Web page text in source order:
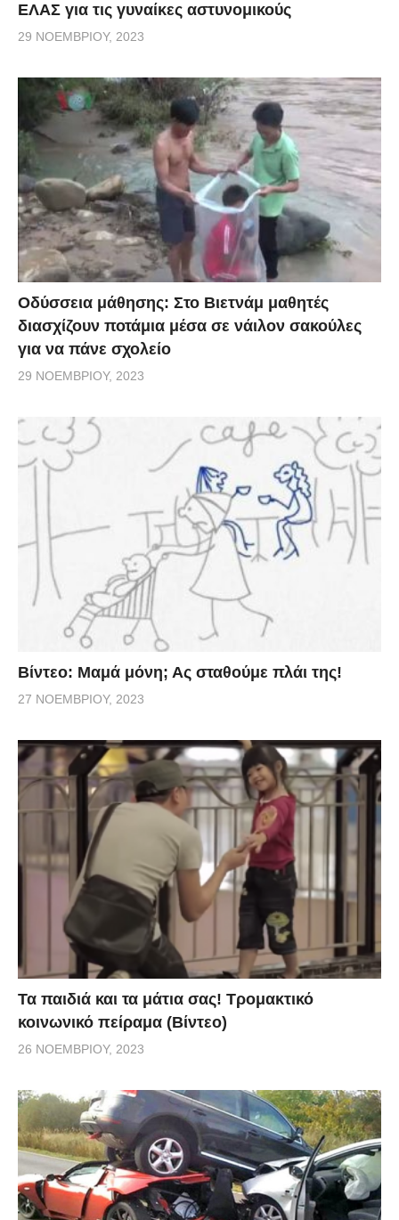
ΕΛΑΣ για τις γυναίκες αστυνομικούς
29 ΝΟΕΜΒΡΊΟΥ, 2023
Οδύσσεια μάθησης: Στο Βιετνάμ μαθητές
διασχίζουν ποτάμια μέσα σε νάιλον σακούλες
για να πάνε σχολείο
29 ΝΟΕΜΒΡΊΟΥ, 2023
Βίντεο: Μαμά μόνη; Ας σταθούμε πλάι της!
27 ΝΟΕΜΒΡΊΟΥ, 2023
Τα παιδιά και τα μάτια σας! Τρομακτικό
κοινωνικό πείραμα (Βίντεο)
26 ΝΟΕΜΒΡΊΟΥ, 2023